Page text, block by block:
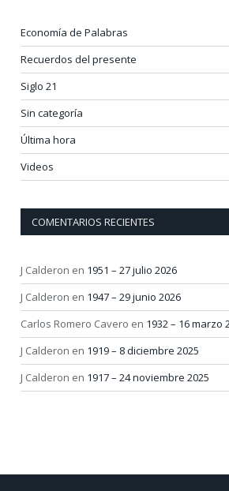
Economía de Palabras
Recuerdos del presente
Siglo 21
Sin categoría
Última hora
Videos
COMENTARIOS RECIENTES
J Calderon en 1951 – 27 julio 2026
J Calderon en 1947 – 29 junio 2026
Carlos Romero Cavero en 1932 – 16 marzo
J Calderon en 1919 – 8 diciembre 2025
J Calderon en 1917 – 24 noviembre 2025